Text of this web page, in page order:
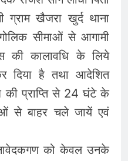
ग्राम खैजरा खुर्द थाना
सीमाओं से आगामी
की कालावधि के लिये
दिया है तथा आदेशित
प्राप्ति से 24 घंटे के
से बाहर चले जायें एवं
को केवल उनके